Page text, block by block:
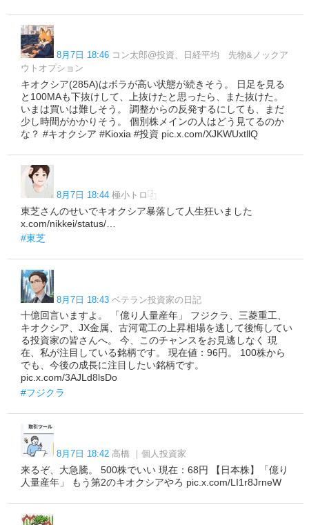
8月7日 18:46 コン太郎@投資、日経平均 先物&ノックア
ウトオプション
キオクシア(285A)はボラが高い状態が続きそう。 日足を見る
と100MAも下抜けして、上抜けたと思ったら、また抜けた。
いまは買いは難しそう。 調整からの反発するにしても、まだ
少し時間がかかりそう。 個別株メインの人はどう見てるのか
な？ #キオクシア #Kioxia #投資 pic.x.com/XJKWUxtllQ
8月7日 18:44 極小トロ⿻
東芝さんのせいでキオクシア暴落して人生狂いました
x.com/nikkei/status/…
#東芝
8月7日 18:43 ベテラン投資家の日記
十億回言いますよ。 「億り人量産年」 フジクラ、三菱重工、
キオクシア、JX金属、古河電工の上昇相場を逃して後悔してい
る投資家の皆さんへ。 今、このチャンスをお見逃しなく 現
在、私が注目している銘柄です。 現在値：96円。 100株から
でも、今後の成長に注目したい銘柄です。
pic.x.com/3AJLd8lsDo
#フジクラ
8月7日 18:42 高橋 ｜個人投資家
来るぞ、大急騰。 500株でいい 現在：68円 【日本株】「億り
人量産年」 もう第2のキオクシアやろ pic.x.com/LI1r8JrneW